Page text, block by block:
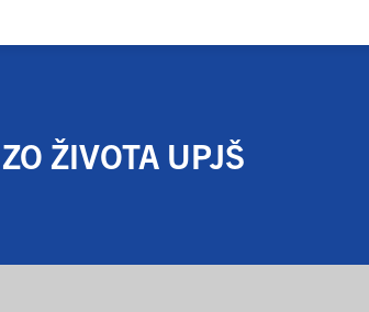
ZO ŽIVOTA UPJŠ